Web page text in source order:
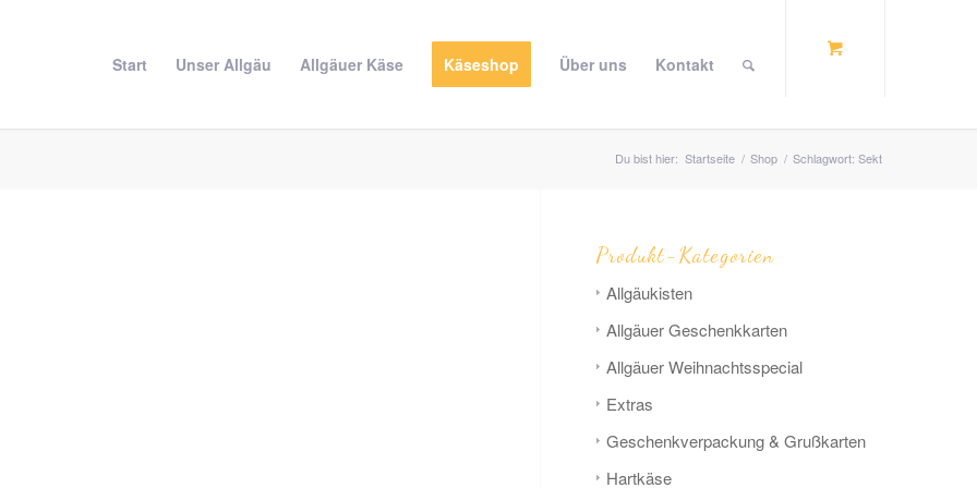
Start Unser Allgäu Allgäuer Käse Käseshop Über uns Kontakt
Du bist hier: Startseite / Shop / Schlagwort: Sekt
Produkt-Kategorien
Allgäu­­kisten
Allgäuer Geschenkkarten
Allgäuer Weihnachts­­special
Extras
Geschenk­verpackung & Grußkarten
Hart­­käse